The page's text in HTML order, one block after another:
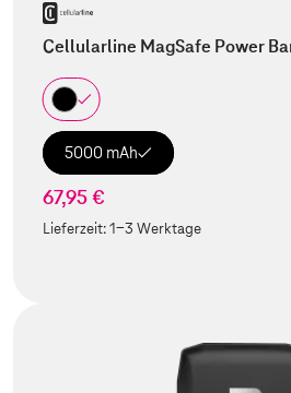
Cellularline MagSafe Power
5000 mAh
67,95 €
Lieferzeit:1-3 Werktage